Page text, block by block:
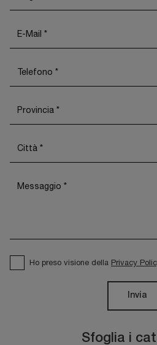
Sfoglia i
Ho preso visione della Privacy
Invia